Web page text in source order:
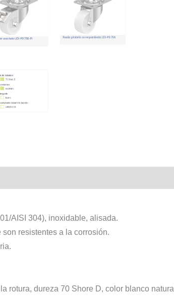
AISI 304), inoxidable, alisada.
resistentes a la corrosión.
rotura, dureza 70 Shore D, color blanco natural